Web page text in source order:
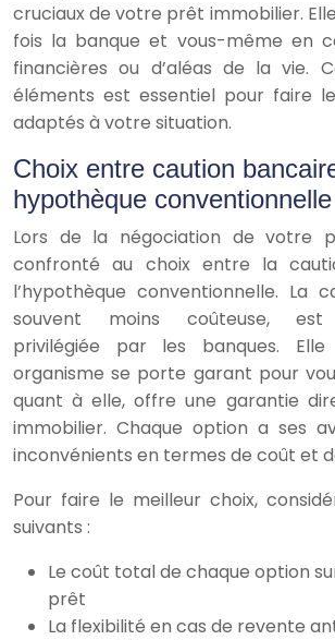
cruciaux de votre prêt immobilier.
fois la banque et vous-même en
financières ou d’aléas de la vie.
éléments est essentiel pour faire
adaptés à votre situation.
Choix entre caution
hypothèque conventionnelle
Lors de la négociation de votre
confronté au choix entre la
l’hypothèque conventionnelle. La
souvent moins coûteuse, est
privilégiée par les banques. Elle
organisme se porte garant pour
quant à elle, offre une garantie
immobilier. Chaque option a ses
inconvénients en termes de coût et
Pour faire le meilleur choix,
suivants :
Le coût total de chaque option
prêt
La flexibilité en cas de revente